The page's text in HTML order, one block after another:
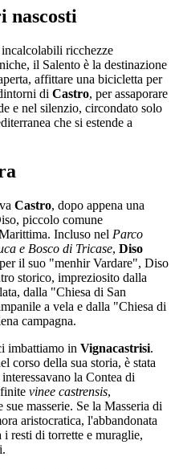
nascosti
ricchezze
il Salento è la destinazione
affittare una bicicletta per
di Castro, per assaporare
e nel silenzio, circondato solo
che si estende a
Castro, dopo appena una
piccolo comune
Incluso nel Parco
e Bosco di Tricase, Diso
il suo "menhir Vardare", Diso
storico, impreziosito dalla
dalla "Chiesa di San
a vela e dalla "Chiesa di
campagna.
imbattiamo in Vignacastrisi.
corso della sua storia, è stata
la Contea di
vinee castrensis,
masserie. Se la Masseria di
aristocratica, l'abbandonata
resti di torrette e muraglie,